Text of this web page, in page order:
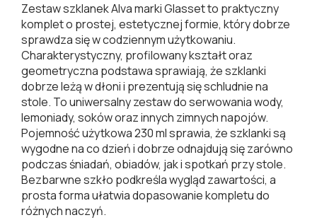
Zestaw szklanek Alva marki Glasset to praktyczny
komplet o prostej, estetycznej formie, który dobrze
sprawdza się w codziennym użytkowaniu.
Charakterystyczny, profilowany kształt oraz
geometryczna podstawa sprawiają, że szklanki
dobrze leżą w dłoni i prezentują się schludnie na
stole. To uniwersalny zestaw do serwowania wody,
lemoniady, soków oraz innych zimnych napojów.
Pojemność użytkowa 230 ml sprawia, że szklanki są
wygodne na co dzień i dobrze odnajdują się zarówno
podczas śniadań, obiadów, jak i spotkań przy stole.
Bezbarwne szkło podkreśla wygląd zawartości, a
prosta forma ułatwia dopasowanie kompletu do
różnych naczyń.